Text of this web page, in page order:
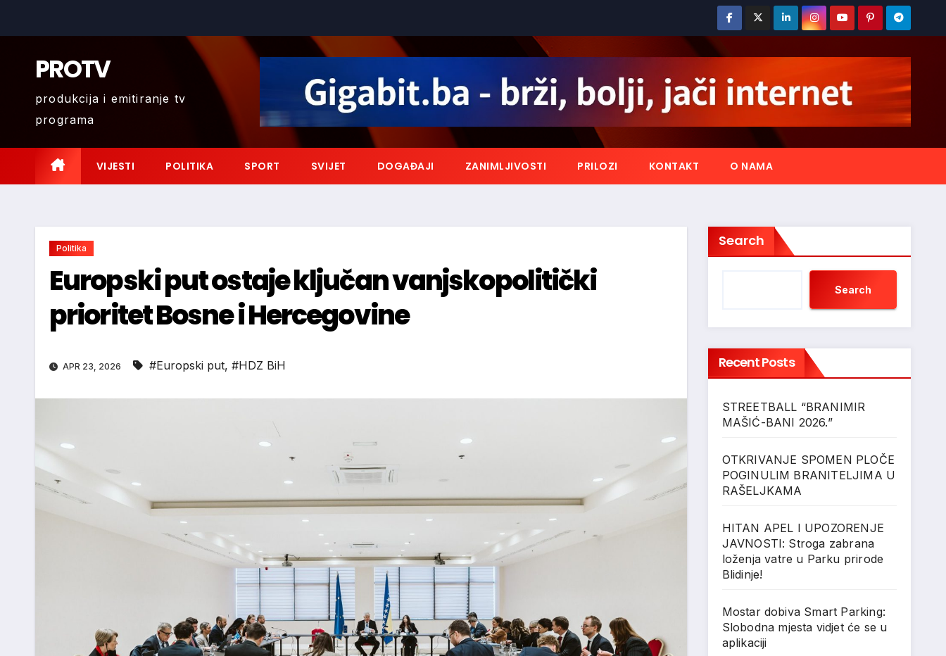
PROTV
produkcija i emitiranje tv
programa
VIJESTI POLITIKA SPORT SVIJET DOGAĐAJI ZANIMLJIVOSTI PRILOZI KONTAKT O NAMA
Politika
Europski put ostaje ključan vanjskopolitički
prioritet Bosne i Hercegovine
APR 23, 2026 #Europski put, #HDZ BiH
Search
Search
Recent Posts
STREETBALL “BRANIMIR
MAŠIĆ-BANI 2026.”
OTKRIVANJE SPOMEN PLOČE
POGINULIM BRANITELJIMA U
RAŠELJKAMA
HITAN APEL I UPOZORENJE
JAVNOSTI: Stroga zabrana
loženja vatre u Parku prirode
Blidinje!
Mostar dobiva Smart Parking:
Slobodna mjesta vidjet će se u
aplikaciji